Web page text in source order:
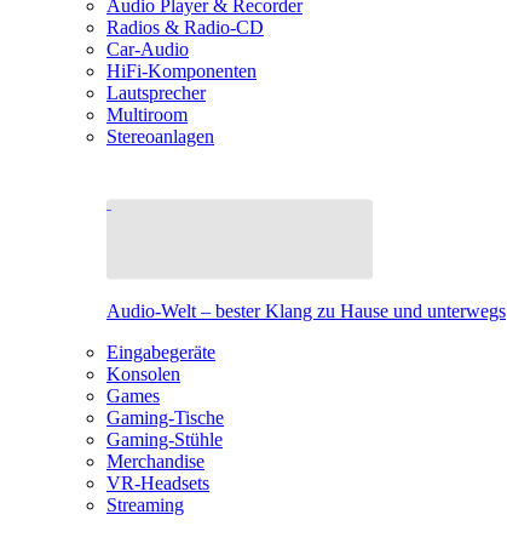
Audio Player & Recorder
Radios & Radio-CD
Car-Audio
HiFi-Komponenten
Lautsprecher
Multiroom
Stereoanlagen
Audio-Welt – bester Klang zu Hause und unterwegs
Eingabegeräte
Konsolen
Games
Gaming-Tische
Gaming-Stühle
Merchandise
VR-Headsets
Streaming